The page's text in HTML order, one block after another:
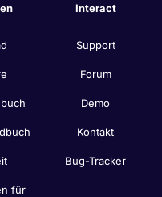
für
Interact
Support
Forum
Demo
Kontakt
Bug-Tracker